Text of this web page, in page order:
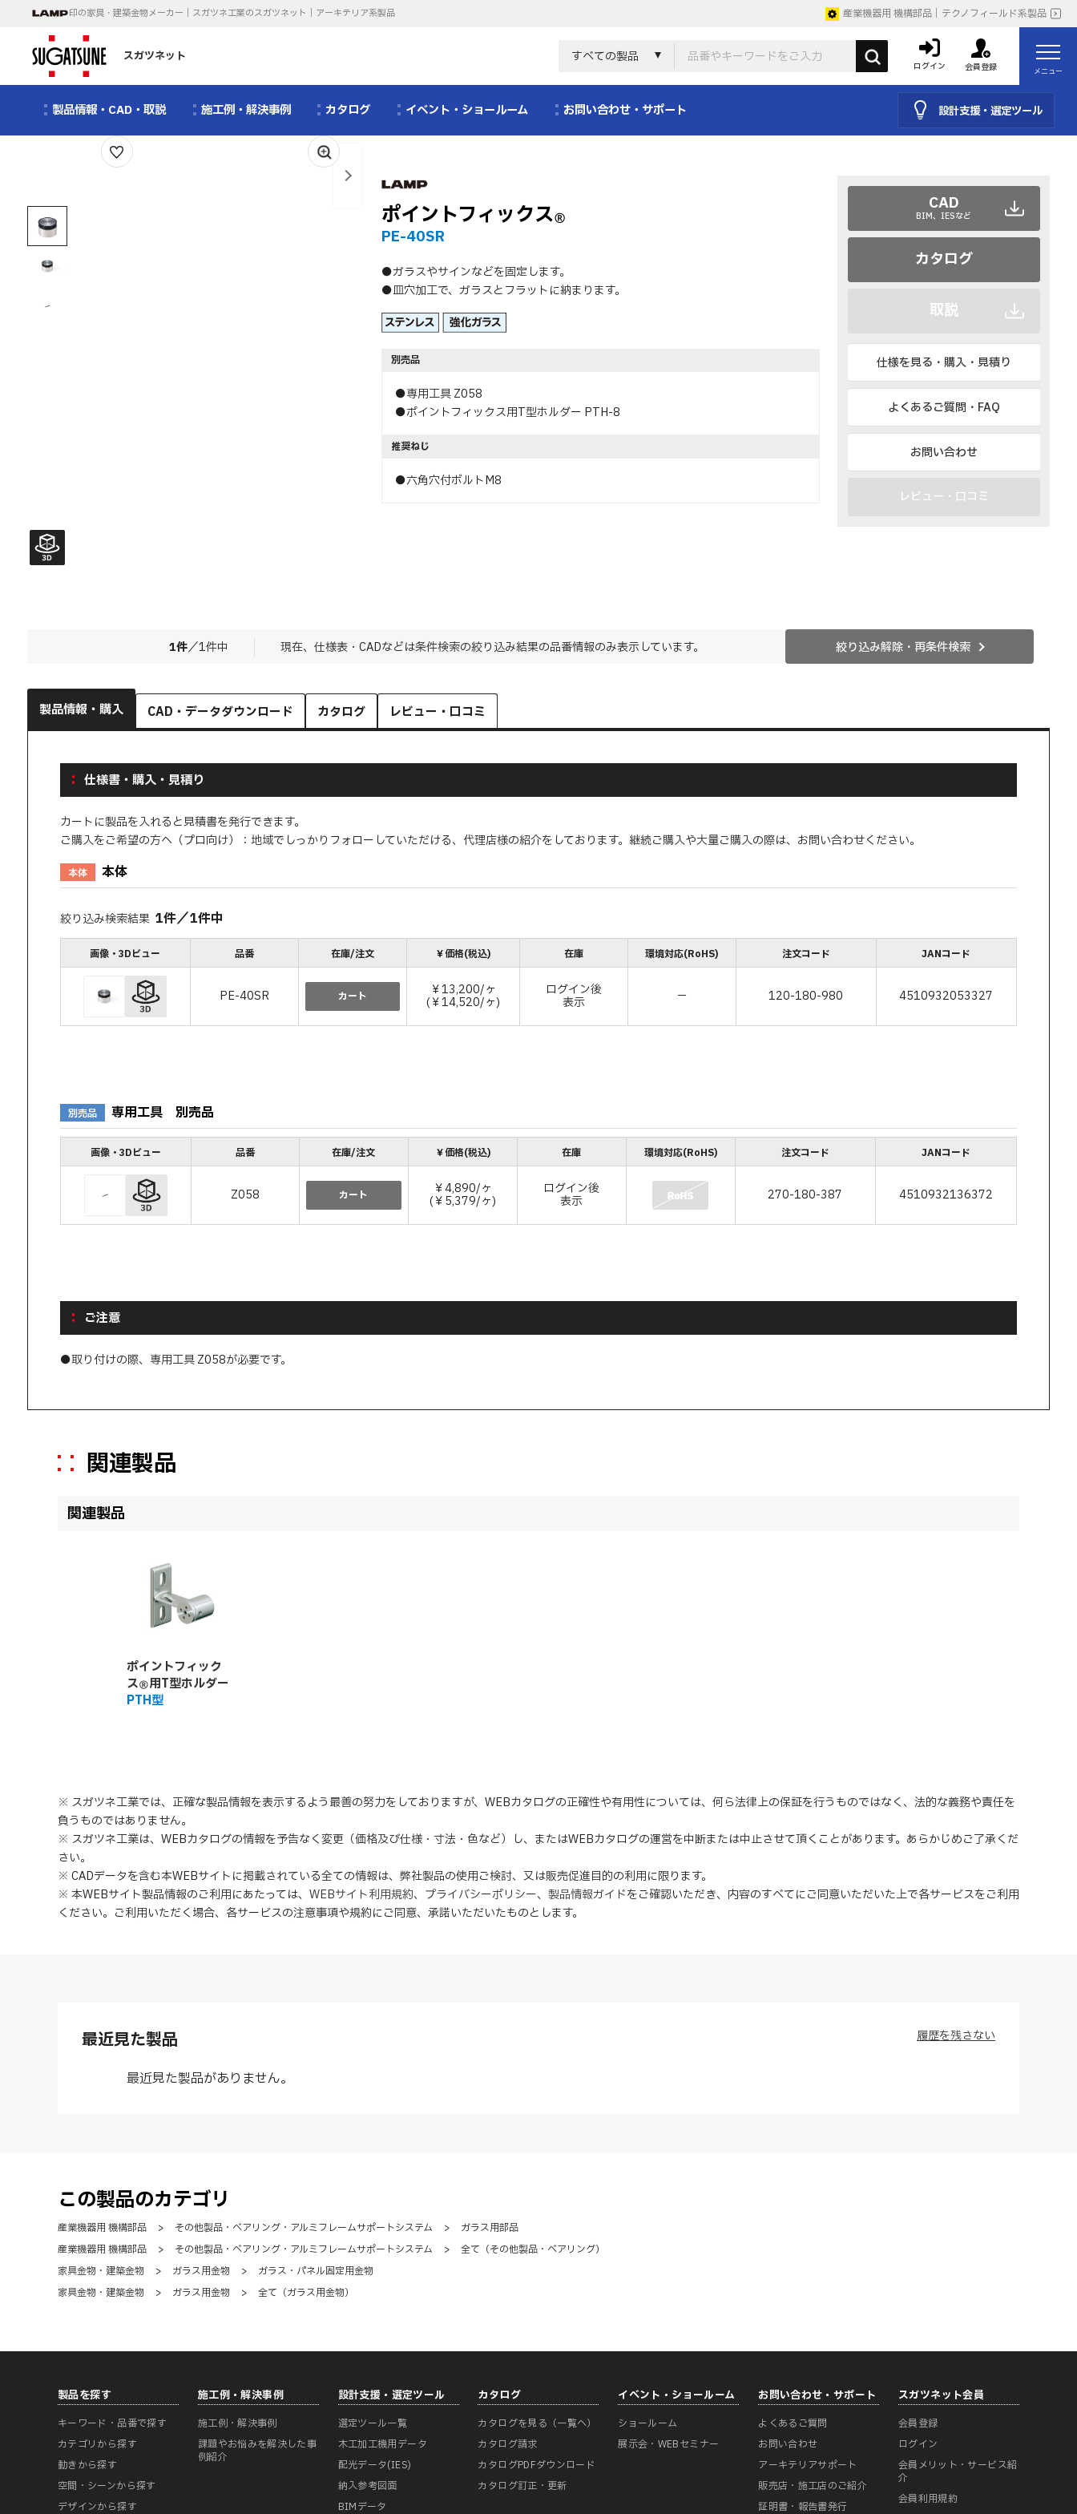
印の家具・建築金物メーカー｜スガツネ工業のスガツネット｜アーキテリア系製品 産業機器用 機構部品｜テクノフィールド系製品
スガツネット すべての製品
ログイン 会員登録 メニュー
製品情報・CAD・取説 施工例・解決事例 カタログ イベント・ショールーム お問い合わせ・サポート 設計支援・選定ツール
ポイントフィックス®
PE-40SR
●ガラスやサインなどを固定します。
●皿穴加工で、ガラスとフラットに納まります。
別売品
●専用工具 Z058
●ポイントフィックス用T型ホルダー PTH-8
推奨ねじ
●六角穴付ボルトM8
CAD
BIM、IESなど
カタログ
取説
仕様を見る・購入・見積り
よくあるご質問・FAQ
お問い合わせ
レビュー・口コミ
1件／1件中 現在、仕様表・CADなどは条件検索の絞り込み結果の品番情報のみ表示しています。 絞り込み解除・再条件検索
製品情報・購入 CAD・データダウンロード カタログ レビュー・口コミ
仕様書・購入・見積り
カートに製品を入れると見積書を発行できます。
ご購入をご希望の方へ（プロ向け）：地域でしっかりフォローしていただける、代理店様の紹介をしております。継続ご購入や大量ご購入の際は、お問い合わせください。
本体 本体
絞り込み検索結果 1件／1件中
画像・3Dビュー 品番 在庫/注文 ￥価格(税込) 在庫 環境対応(RoHS) 注文コード JANコード
PE-40SR カート ￥13,200/ヶ
(￥14,520/ヶ)
ログイン後
表示 － 120-180-980 4510932053327
別売品 専用工具 別売品
画像・3Dビュー 品番 在庫/注文 ￥価格(税込) 在庫 環境対応(RoHS) 注文コード JANコード
Z058 カート ￥4,890/ヶ
(￥5,379/ヶ)
ログイン後
表示 270-180-387 4510932136372
ご注意
●取り付けの際、専用工具 Z058が必要です。
関連製品
関連製品
ポイントフィック
ス®用T型ホルダー
PTH型
※ スガツネ工業では、正確な製品情報を表示するよう最善の努力をしておりますが、WEBカタログの正確性や有用性については、何ら法律上の保証を行うものではなく、法的な義務や責任を
負うものではありません。
※ スガツネ工業は、WEBカタログの情報を予告なく変更（価格及び仕様・寸法・色など）し、またはWEBカタログの運営を中断または中止させて頂くことがあります。あらかじめご了承くだ
さい。
※ CADデータを含む本WEBサイトに掲載されている全ての情報は、弊社製品の使用ご検討、又は販売促進目的の利用に限ります。
※ 本WEBサイト製品情報のご利用にあたっては、 WEBサイト利用規約、 プライバシーポリシー、 製品情報ガイドをご確認いただき、内容のすべてにご同意いただいた上で各サービスをご利用
ください。ご利用いただく場合、各サービスの注意事項や規約にご同意、 承諾いただいたものとします。
最近見た製品
最近見た製品がありません。
履歴を残さない
この製品のカテゴリ
産業機器用 機構部品 > その他製品・ベアリング・アルミフレームサポートシステム >
ガラス用部品
産業機器用 機構部品
> その他製品・ベアリング・アルミフレームサポートシステム >
全て（その他製品・ベアリング）
家具金物・建築金物
> ガラス用金物 >
ガラス・パネル固定用金物
家具金物・建築金物
> ガラス用金物 > 全て（ガラス用金物）
製品を探す
キーワード・品番で探す
カテゴリから探す
動きから探す
空間・シーンから探す
デザインから探す
施工例・解決事例
施工例・解決事例
課題やお悩みを解決した事
例紹介
設計支援・選定ツール
選定ツール一覧
木工加工機用データ
配光データ(IES)
納入参考図面
BIMデータ
カタログ
カタログを見る（一覧へ）
カタログ請求
カタログPDFダウンロード
カタログ訂正・更新
イベント・ショールーム
ショールーム
展示会・WEBセミナー
お問い合わせ・サポート
よくあるご質問
お問い合わせ
アーキテリアサポート
販売店・施工店のご紹介
証明書・報告書発行
スガツネット会員
会員登録
ログイン
会員メリット・サービス紹
介
会員利用規約